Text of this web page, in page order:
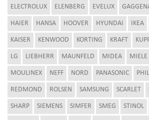
ELECTROLUX ELENBERG EVELUX
HAIER HANSA HOOVER HYUNDAI IKEA
KAISER KENWOOD KORTING KRAFT
LG LIEBHERR MAUNFELD MIDEA MIELE
MOULINEX NEFF NORD PANASONIC
REDMOND ROLSEN SAMSUNG SCARLET
SHARP SIEMENS SIMFER SMEG STINOL